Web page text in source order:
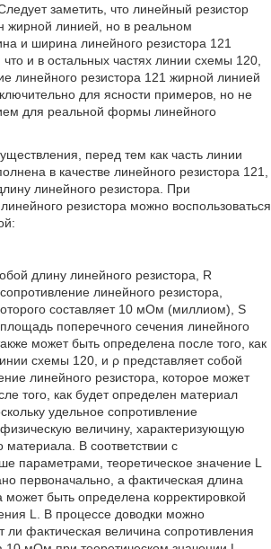
заметить, что линейный резистор
жирной линией, но в реальном
и ширина линейного резистора 121
и в остальных частях линии схемы 120,
линейного резистора 121 жирной линией
для ясности примеров, но не
для реальной формы линейного
перед тем как часть линии
в качестве линейного резистора 121,
линейного резистора. При
резистора можно воспользоваться
длину линейного резистора, R
линейного резистора,
составляет 10 мОм (миллиом), S
поперечного сечения линейного
может быть определена после того, как
схемы 120, и ρ представляет собой
линейного резистора, которое может
того, как будет определен материал
удельное сопротивление
величину, характеризующую
материала. В соответствии с
параметрами, теоретическое значение L
первоначально, а фактическая длина
может быть определена корректировкой
L. В процессе доводки можно
ли фактическая величина сопротивления